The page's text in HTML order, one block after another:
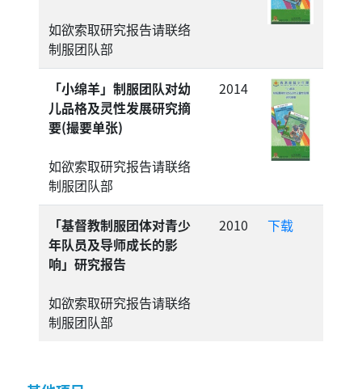
如欲索取研究报告请联络
制服团队部
「小绵羊」制服团队对幼
儿品格及灵性发展研究摘
要(撮要单张)
如欲索取研究报告请联络
制服团队部
2014
「基督教制服团体对青少
年队员及导师成长的影
响」研究报告
如欲索取研究报告请联络
制服团队部
2010 下载